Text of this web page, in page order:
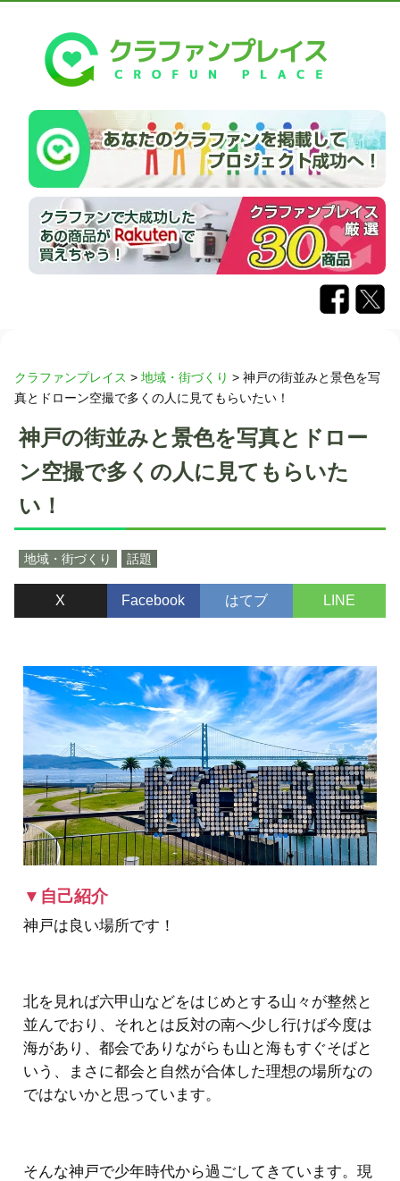
クラファンプレイス > 地域・街づくり > 神戸の街並みと景色を写
真とドローン空撮で多くの人に見てもらいたい！
神戸の街並みと景色を写真とドロー
ン空撮で多くの人に見てもらいた
い！
地域・街づくり 話題
X Facebook はてブ LINE
▼自己紹介
神戸は良い場所です！
北を見れば六甲山などをはじめとする山々が整然と
並んでおり、それとは反対の南へ少し行けば今度は
海があり、都会でありながらも山と海もすぐそばと
いう、まさに都会と自然が合体した理想の場所なの
ではないかと思っています。
そんな神戸で少年時代から過ごしてきています。現